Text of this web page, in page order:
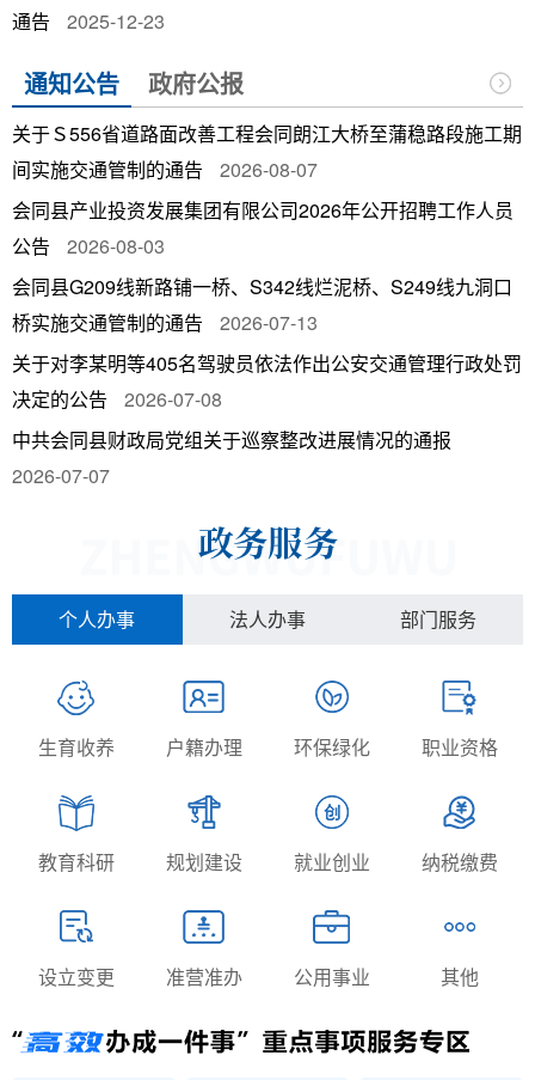
通告
2025-12-23
通知公告 政府公报
关于Ｓ556省道路面改善工程会同朗江大桥至蒲稳路段施工期
间实施交通管制的通告
2026-08-07
会同县产业投资发展集团有限公司2026年公开招聘工作人员
公告
2026-08-03
会同县G209线新路铺一桥、S342线烂泥桥、S249线九洞口
桥实施交通管制的通告
2026-07-13
关于对李某明等405名驾驶员依法作出公安交通管理行政处罚
决定的公告
2026-07-08
中共会同县财政局党组关于巡察整改进展情况的通报
2026-07-07
个人办事 法人办事 部门服务
生育收养 户籍办理 环保绿化 职业资格
教育科研 规划建设 就业创业 纳税缴费
设立变更 准营准办 公用事业 其他